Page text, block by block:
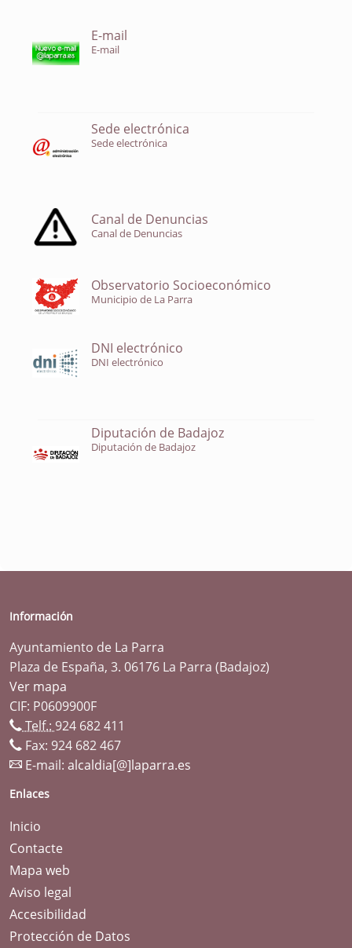
E-mail
E-mail
Sede electrónica
Sede electrónica
Canal de Denuncias
Canal de Denuncias
Observatorio Socioeconómico
Municipio de La Parra
DNI electrónico
DNI electrónico
Diputación de Badajoz
Diputación de Badajoz
Información
Ayuntamiento de La Parra
Plaza de España, 3. 06176 La Parra (Badajoz)
Ver mapa
CIF: P0609900F
Telf.: 924 682 411
Fax: 924 682 467
E-mail: alcaldia[@]laparra.es
Enlaces
Inicio
Contacte
Mapa web
Aviso legal
Accesibilidad
Protección de Datos